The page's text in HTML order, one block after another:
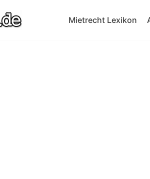
Mietrecht Lexikon